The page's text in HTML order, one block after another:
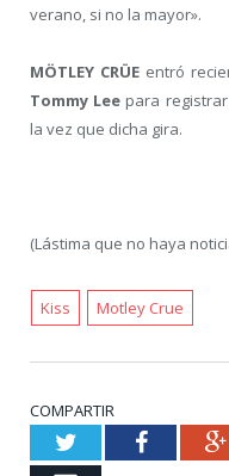
verano, si no la mayor».
MÖTLEY CRÜE entró
Tommy Lee para
la vez que dicha gira.
(Lástima que no haya
Kiss Motley Crue
COMPARTIR
TwitterFacebook